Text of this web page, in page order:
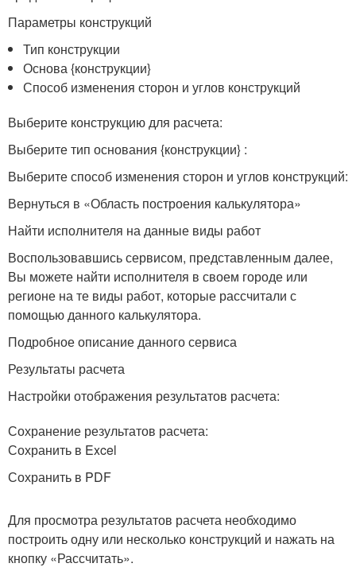
Параметры конструкций
Тип конструкции
Основа {конструкции}
Способ изменения сторон и углов конструкций
Выберите конструкцию для расчета:
Выберите тип основания {конструкции} :
Выберите способ изменения сторон и углов конструкций:
Вернуться в «Область построения калькулятора»
Найти исполнителя на данные виды работ
Воспользовавшись сервисом, представленным далее,
Вы можете найти исполнителя в своем городе или
регионе на те виды работ, которые рассчитали с
помощью данного калькулятора.
Подробное описание данного сервиса
Результаты расчета
Настройки отображения результатов расчета:
Сохранение результатов расчета:
Сохранить в Excel
Сохранить в PDF
Для просмотра результатов расчета необходимо
построить одну или несколько конструкций и нажать на
кнопку «Рассчитать».